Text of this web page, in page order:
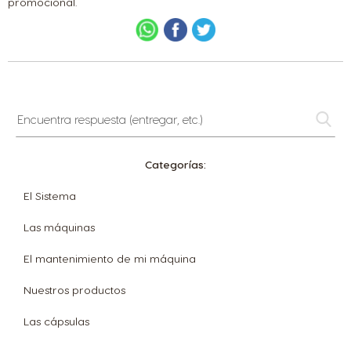
respuesta
(entregar,
Categorías:
El Sistema
Las máquinas
El mantenimiento de mi máquina
Nuestros productos
Las cápsulas